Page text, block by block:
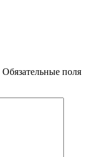
Обязательные поля